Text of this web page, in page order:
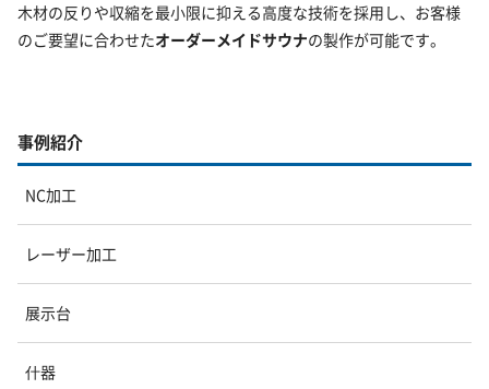
木材の反りや収縮を最小限に抑える高度な技術を採用し、お客様
のご要望に合わせたオーダーメイドサウナの製作が可能です。
事例紹介
NC加工
レーザー加工
展示台
什器